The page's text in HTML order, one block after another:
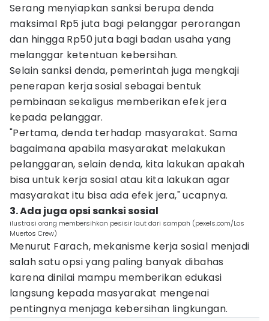
Serang menyiapkan sanksi berupa denda
maksimal Rp5 juta bagi pelanggar perorangan
dan hingga Rp50 juta bagi badan usaha yang
melanggar ketentuan kebersihan.
Selain sanksi denda, pemerintah juga mengkaji
penerapan kerja sosial sebagai bentuk
pembinaan sekaligus memberikan efek jera
kepada pelanggar.
"Pertama, denda terhadap masyarakat. Sama
bagaimana apabila masyarakat melakukan
pelanggaran, selain denda, kita lakukan apakah
bisa untuk kerja sosial atau kita lakukan agar
masyarakat itu bisa ada efek jera," ucapnya.
3. Ada juga opsi sanksi sosial
ilustrasi orang membersihkan pesisir laut dari sampah (pexels.com/Los
Muertos Crew)
Menurut Farach, mekanisme kerja sosial menjadi
salah satu opsi yang paling banyak dibahas
karena dinilai mampu memberikan edukasi
langsung kepada masyarakat mengenai
pentingnya menjaga kebersihan lingkungan.